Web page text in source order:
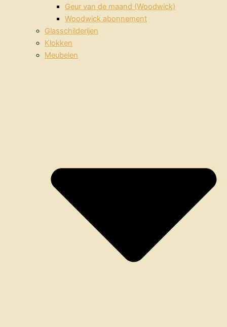
Geur van de maand (Woodwick)
Woodwick abonnement
Glasschilderijen
Klokken
Meubelen